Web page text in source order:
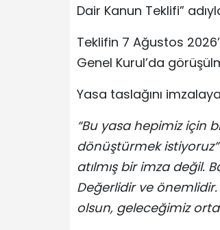
Dair Kanun Teklifi”
Teklifin 7 Ağustos
Genel Kurul’da
Yasa taslağını
“Bu yasa hepimiz için
dönüştürmek istiyoruz”
atılmış bir imza değil.
Değerlidir ve
olsun, geleceğimiz